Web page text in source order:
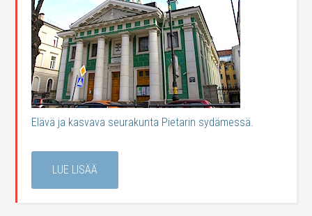
Elävä ja kasvava seurakunta Pietarin sydämessä.
LUE LISÄÄ